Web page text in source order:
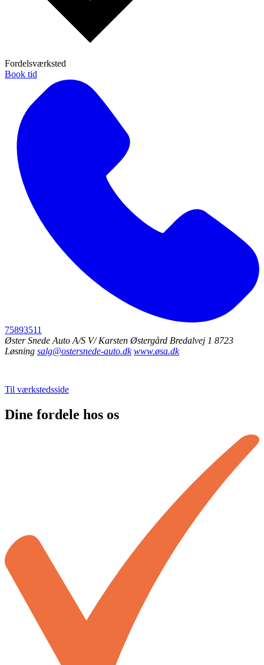
Fordelsværksted
Book tid
75893511
Øster Snede Auto A/S V/ Karsten Østergård Bredalvej 1 8723
Løsning salg@ostersnede-auto.dk www.øsa.dk
Til værkstedsside
Dine fordele hos os